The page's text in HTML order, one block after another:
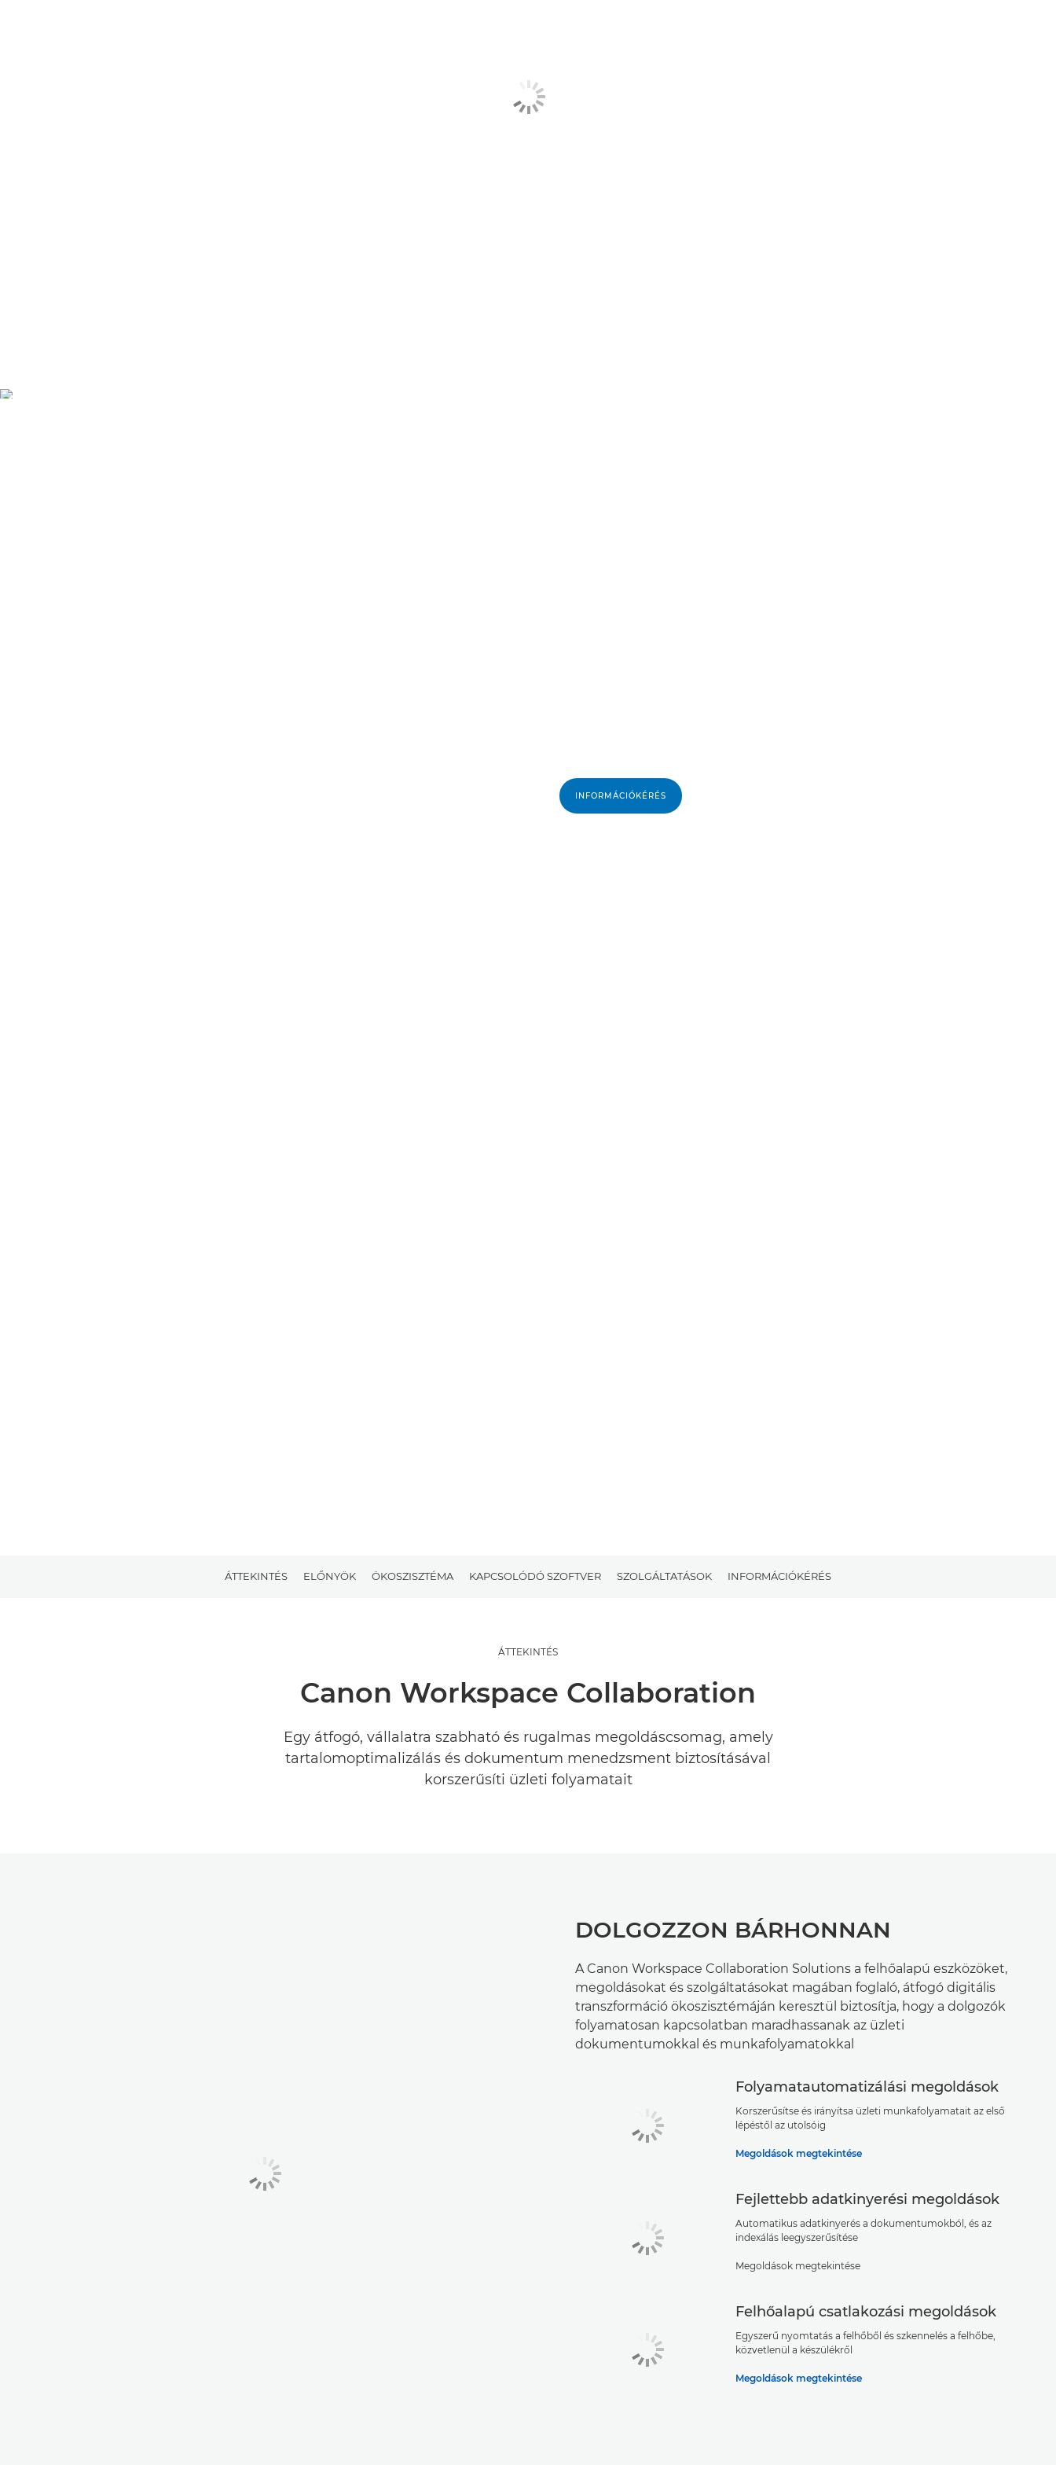
INFORMÁCIÓKÉRÉS
ÁTTEKINTÉS ELŐNYÖK ÖKOSZISZTÉMA KAPCSOLÓDÓ SZOFTVER SZOLGÁLTATÁSOK INFORMÁCIÓKÉRÉS
ÁTTEKINTÉS
Canon Workspace Collaboration
Egy átfogó, vállalatra szabható és rugalmas megoldáscsomag, amely
tartalomoptimalizálás és dokumentum menedzsment biztosításával
korszerűsíti üzleti folyamatait
DOLGOZZON BÁRHONNAN
A Canon Workspace Collaboration Solutions a felhőalapú eszközöket,
megoldásokat és szolgáltatásokat magában foglaló, átfogó digitális
transzformáció ökoszisztémáján keresztül biztosítja, hogy a dolgozók
folyamatosan kapcsolatban maradhassanak az üzleti
dokumentumokkal és munkafolyamatokkal
Folyamatautomatizálási megoldások
Korszerűsítse és irányítsa üzleti munkafolyamatait az első
lépéstől az utolsóig
Megoldások megtekintése
Fejlettebb adatkinyerési megoldások
Automatikus adatkinyerés a dokumentumokból, és az
indexálás leegyszerűsítése
Megoldások megtekintése
Felhőalapú csatlakozási megoldások
Egyszerű nyomtatás a felhőből és szkennelés a felhőbe,
közvetlenül a készülékről
Megoldások megtekintése